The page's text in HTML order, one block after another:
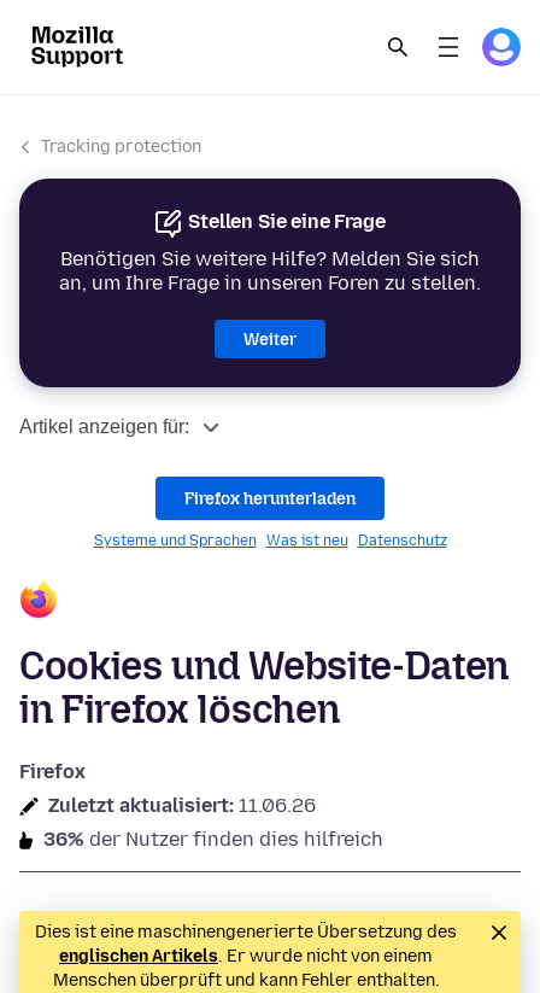
Tracking protection
Stellen Sie eine Frage
Benötigen Sie weitere Hilfe? Melden Sie sich
an, um Ihre Frage in unseren Foren zu stellen.
Weiter
Artikel anzeigen für:
Firefox herunterladen
Systeme und Sprachen Was ist neu Datenschutz
Cookies und Website-Daten
in Firefox löschen
Firefox
Zuletzt aktualisiert: 11.06.26
36% der Nutzer finden dies hilfreich
Dies ist eine maschinengenerierte Übersetzung des
englischen Artikels. Er wurde nicht von einem
Menschen überprüft und kann Fehler enthalten.